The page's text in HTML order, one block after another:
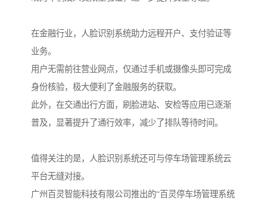
在金融行业，人脸识别系统助力远程开户、支付验证等
业务。
用户无需前往营业网点，仅通过手机或摄像头即可完成
身份核验，极大便利了金融服务的获取。
此外，在交通出行方面，刷脸进站、安检等应用已逐渐
普及，显著提升了通行效率，减少了排队等待时间。
值得关注的是，人脸识别系统还可与停车场管理系统云
平台无缝对接。
广州百灵智能科技有限公司推出的“百灵停车场管理系统